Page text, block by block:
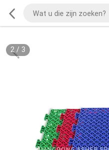
2/ 3